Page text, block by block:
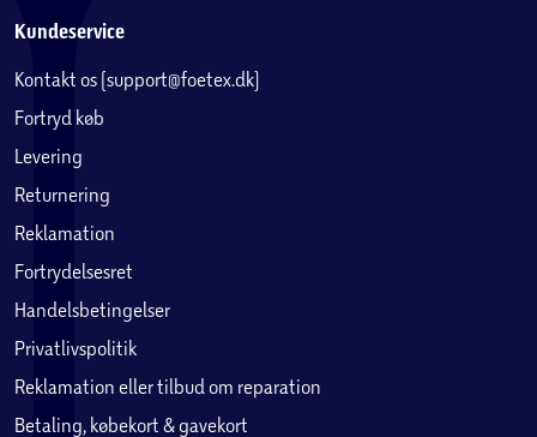
Kundeservice
Kontakt os (support@foetex.dk)
Fortryd køb
Levering
Returnering
Reklamation
Fortrydelsesret
Handelsbetingelser
Privatlivspolitik
Reklamation eller tilbud om reparation
Betaling, købekort & gavekort